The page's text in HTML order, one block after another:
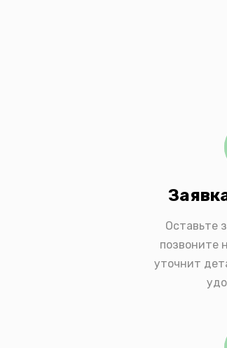
Оставьте
позвоните
уточнит